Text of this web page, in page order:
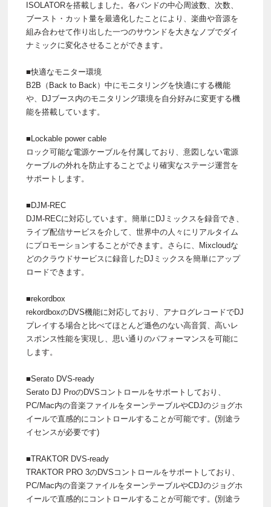
ISOLATORを搭載しました。各バンドの中心周波数、次数、
ブースト・カット量を最適化したことにより、楽曲や音源を
組み合わせて作り出した一つのサウンドを大きなノブでダイ
ナミックに変化させることができます。
■快適なモニター環境
B2B（Back to Back）中にモニタリングを快適にする機能
や、DJブース内のモニタリング環境を自分好みに変更する機
能を搭載しています。
■Lockable power cable
ロック可能な電源ケーブルを付属しており、意図しない電源
ケーブルの外れを防止することでより確実なステージ運営を
サポートします。
■DJM-REC
DJM-RECに対応しています。簡単にDJミックスを録音でき、
ライブ配信サービスを介して、世界中の人々にリアルタイム
にプロモーションすることができます。さらに、Mixcloudな
どのクラウドサービスに録音したDJミックスを簡単にアップ
ロードできます。
■rekordbox
rekordboxのDVS機能に対応しており、アナログレコードでDJ
プレイする場合と比べてほとんど遜色のない高音質、高いレ
スポンス性能を実現し、思い通りのパフォーマンスを可能に
します。
■Serato DVS-ready
Serato DJ ProのDVSコントロールをサポートしており、
PC/Mac内の音楽ファイルをターンテーブルやCDJのジョグホ
イールで直感的にコントロールすることが可能です。(別途ラ
イセンスが必要です)
■TRAKTOR DVS-ready
TRAKTOR PRO 3のDVSコントロールをサポートしており、
PC/Mac内の音楽ファイルをターンテーブルやCDJのジョグホ
イールで直感的にコントロールすることが可能です。(別途ラ